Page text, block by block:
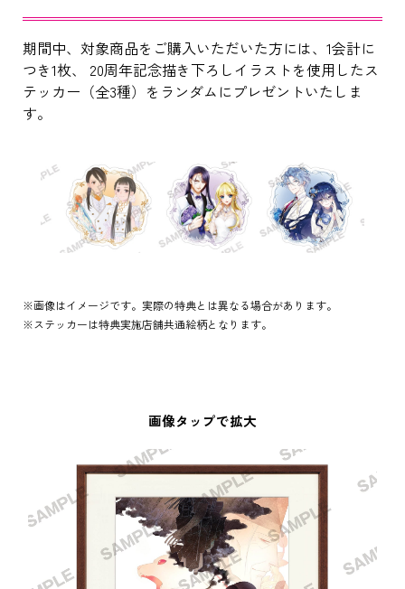
期間中、対象商品をご購入いただいた方には、1会計に
つき1枚、 20周年記念描き下ろしイラストを使用したス
テッカー（全3種）をランダムにプレゼントいたしま
す。
※画像はイメージです。実際の特典とは異なる場合があります。
※ステッカーは特典実施店舗共通絵柄となります。
画像タップで拡大